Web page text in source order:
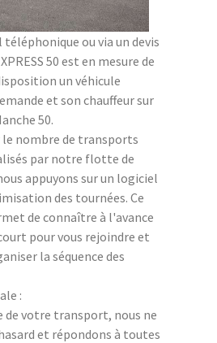
ou via un devis
50 est en mesure de
un véhicule
et son chauffeur sur
50.
nombre de transports
par notre flotte de
appuyons sur un logiciel
des tournées. Ce
de connaître à l'avance
pour vous rejoindre et
la séquence des
:
de votre transport, nous ne
et répondons à toutes